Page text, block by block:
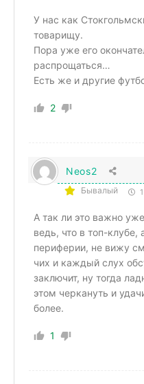
У нас как
товарищу.
Пора уже его
распрощаться…
Есть же и другие
2
Neos2
Бывалый
А так ли это важно
ведь, что в топ-клубе,
периферии, не вижу
чих и каждый слух
заключит, ну тогда
этом черкануть и
более.
1